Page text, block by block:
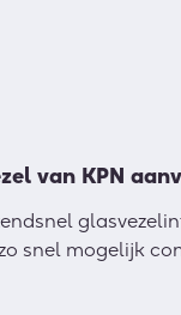
van KPN
snel mogelijk